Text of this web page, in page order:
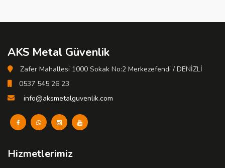
AKS Metal Güvenlik
Zafer Mahallesi 1000 Sokak No:2 Merkezefendi / DENİZLİ
0537 545 26 23
info@aksmetalguvenlik.com
Hizmetlerimiz